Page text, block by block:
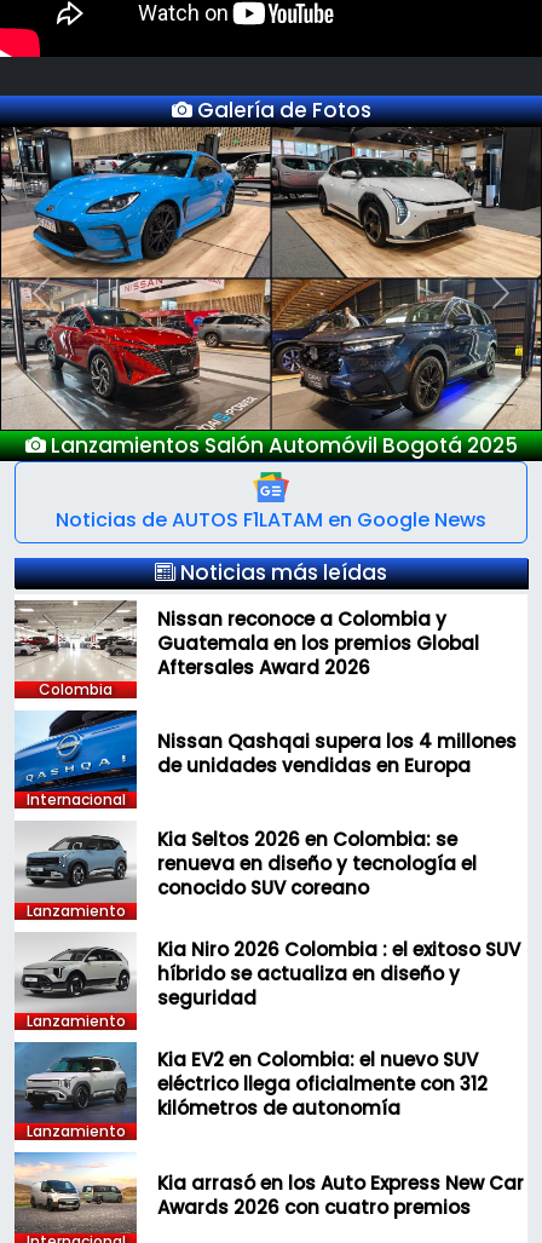
Galería de Fotos
Lanzamientos Salón Automóvil Bogotá 2025
Previous Next
Noticias de AUTOS F1LATAM en Google News
Noticias más leídas
Colombia
Nissan reconoce a Colombia y
Guatemala en los premios Global
Aftersales Award 2026
Internacional
Nissan Qashqai supera los 4 millones
de unidades vendidas en Europa
Lanzamiento
Kia Seltos 2026 en Colombia: se
renueva en diseño y tecnología el
conocido SUV coreano
Lanzamiento
Kia Niro 2026 Colombia : el exitoso SUV
híbrido se actualiza en diseño y
seguridad
Lanzamiento
Kia EV2 en Colombia: el nuevo SUV
eléctrico llega oficialmente con 312
kilómetros de autonomía
Kia arrasó en los Auto Express New Car
Awards 2026 con cuatro premios